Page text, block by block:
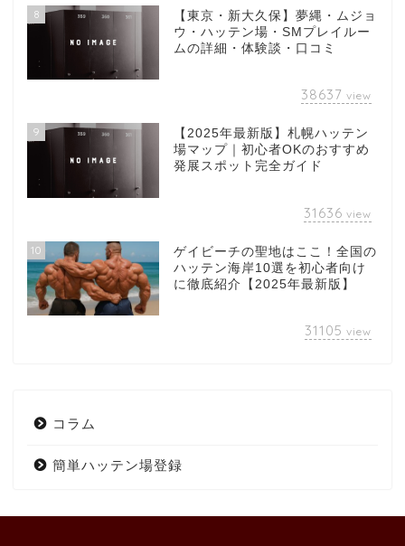
8
【東京・新大久保】夢縄・ムジョ
ウ・ハッテン場・SMプレイルー
ムの詳細・体験談・口コミ
38637 view
9
【2025年最新版】札幌ハッテン
場マップ｜初心者OKのおすすめ
発展スポット完全ガイド
31636 view
10
ゲイビーチの聖地はここ！全国の
ハッテン海岸10選を初心者向け
に徹底紹介【2025年最新版】
31105 view
コラム
簡単ハッテン場登録